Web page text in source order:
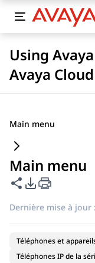
Using
Avaya
Main menu
Main menu
Partager cette
Options
Dernière mise à jour :
Téléphones et
Téléphones IP de la